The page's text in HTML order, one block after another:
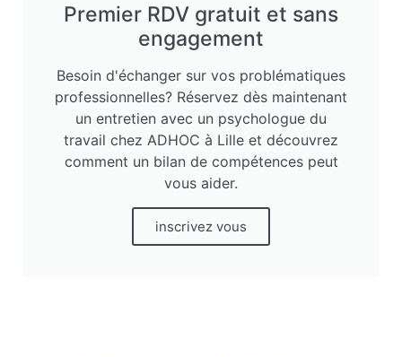
Premier RDV gratuit et sans
engagement
Besoin d'échanger sur vos problématiques
professionnelles? Réservez dès maintenant
un entretien avec un psychologue du
travail chez ADHOC à Lille et découvrez
comment un bilan de compétences peut
vous aider.
inscrivez vous